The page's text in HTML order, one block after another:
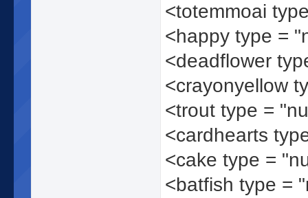
<totemmoai
<happy type =
<deadflower
<crayonyellow
<trout type =
<cardhearts
<cake type =
<batfish type =